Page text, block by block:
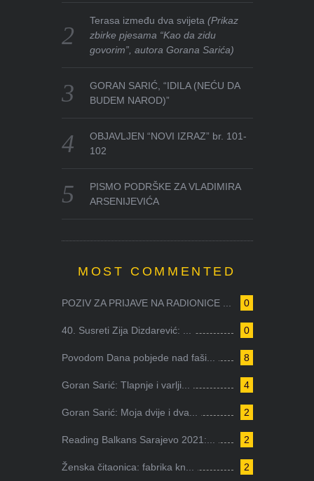
Terasa između dva svijeta(Prikaz
zbirke pjesama “Kao da zidu
govorim”, autora Gorana Sarića)
GORAN SARIĆ, “IDILA (NEĆU DA
BUDEM NAROD)”
OBJAVLJEN “NOVI IZRAZ” br. 101-
102
PISMO PODRŠKE ZA VLADIMIRA
ARSENIJEVIĆA
MOST COMMENTED
0
POZIV ZA PRIJAVE NA RADIONICE ...
0
40. Susreti Zija Dizdarević: ...
8
Povodom Dana pobjede nad faši...
4
Goran Sarić: Tlapnje i varlji...
2
Goran Sarić: Moja dvije i dva...
2
Reading Balkans Sarajevo 2021:...
2
Ženska čitaonica: fabrika kn...